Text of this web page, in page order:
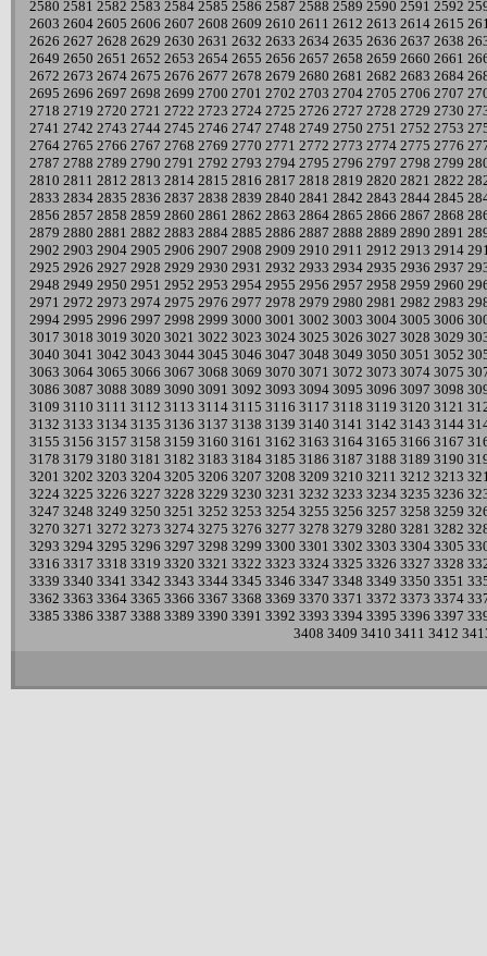
2580 2581 2582 2583 2584 2585 2586 2587 2588 2589 2590 2591 2592
2603 2604 2605 2606 2607 2608 2609 2610 2611 2612 2613 2614 2615
2626 2627 2628 2629 2630 2631 2632 2633 2634 2635 2636 2637 2638
2649 2650 2651 2652 2653 2654 2655 2656 2657 2658 2659 2660 2661
2672 2673 2674 2675 2676 2677 2678 2679 2680 2681 2682 2683 2684
2695 2696 2697 2698 2699 2700 2701 2702 2703 2704 2705 2706 2707
2718 2719 2720 2721 2722 2723 2724 2725 2726 2727 2728 2729 2730
2741 2742 2743 2744 2745 2746 2747 2748 2749 2750 2751 2752 2753
2764 2765 2766 2767 2768 2769 2770 2771 2772 2773 2774 2775 2776
2787 2788 2789 2790 2791 2792 2793 2794 2795 2796 2797 2798 2799
2810 2811 2812 2813 2814 2815 2816 2817 2818 2819 2820 2821 2822
2833 2834 2835 2836 2837 2838 2839 2840 2841 2842 2843 2844 2845
2856 2857 2858 2859 2860 2861 2862 2863 2864 2865 2866 2867 2868
2879 2880 2881 2882 2883 2884 2885 2886 2887 2888 2889 2890 2891
2902 2903 2904 2905 2906 2907 2908 2909 2910 2911 2912 2913 2914
2925 2926 2927 2928 2929 2930 2931 2932 2933 2934 2935 2936 2937
2948 2949 2950 2951 2952 2953 2954 2955 2956 2957 2958 2959 2960
2971 2972 2973 2974 2975 2976 2977 2978 2979 2980 2981 2982 2983
2994 2995 2996 2997 2998 2999 3000 3001 3002 3003 3004 3005 3006
3017 3018 3019 3020 3021 3022 3023 3024 3025 3026 3027 3028 3029
3040 3041 3042 3043 3044 3045 3046 3047 3048 3049 3050 3051 3052
3063 3064 3065 3066 3067 3068 3069 3070 3071 3072 3073 3074 3075
3086 3087 3088 3089 3090 3091 3092 3093 3094 3095 3096 3097 3098
3109 3110 3111 3112 3113 3114 3115 3116 3117 3118 3119 3120 3121
3132 3133 3134 3135 3136 3137 3138 3139 3140 3141 3142 3143 3144
3155 3156 3157 3158 3159 3160 3161 3162 3163 3164 3165 3166 3167
3178 3179 3180 3181 3182 3183 3184 3185 3186 3187 3188 3189 3190
3201 3202 3203 3204 3205 3206 3207 3208 3209 3210 3211 3212 3213
3224 3225 3226 3227 3228 3229 3230 3231 3232 3233 3234 3235 3236
3247 3248 3249 3250 3251 3252 3253 3254 3255 3256 3257 3258 3259
3270 3271 3272 3273 3274 3275 3276 3277 3278 3279 3280 3281 3282
3293 3294 3295 3296 3297 3298 3299 3300 3301 3302 3303 3304 3305
3316 3317 3318 3319 3320 3321 3322 3323 3324 3325 3326 3327 3328
3339 3340 3341 3342 3343 3344 3345 3346 3347 3348 3349 3350 3351
3362 3363 3364 3365 3366 3367 3368 3369 3370 3371 3372 3373 3374
3385 3386 3387 3388 3389 3390 3391 3392 3393 3394 3395 3396 3397
3408 3409 3410 3411 3412